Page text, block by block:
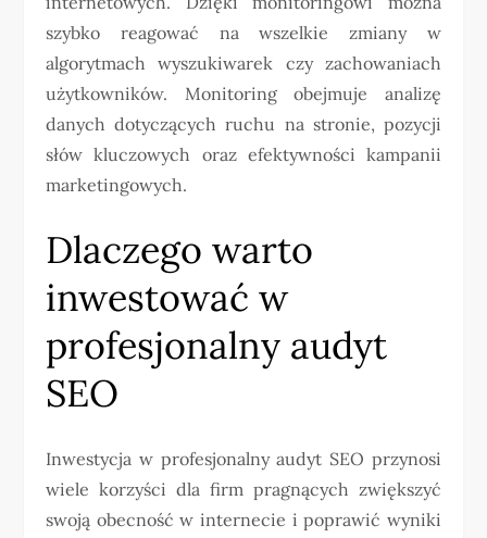
szybko reagować na wszelkie zmiany w
algorytmach wyszukiwarek czy zachowaniach
użytkowników. Monitoring obejmuje analizę
danych dotyczących ruchu na stronie, pozycji
słów kluczowych oraz efektywności kampanii
marketingowych.
Dlaczego warto
inwestować w
profesjonalny audyt
SEO
Inwestycja w profesjonalny audyt SEO przynosi
wiele korzyści dla firm pragnących zwiększyć
swoją obecność w internecie i poprawić wyniki